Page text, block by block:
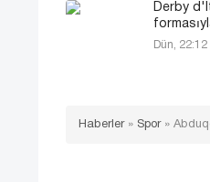
Derby
Dün, 22:12
Haberler» Spor»